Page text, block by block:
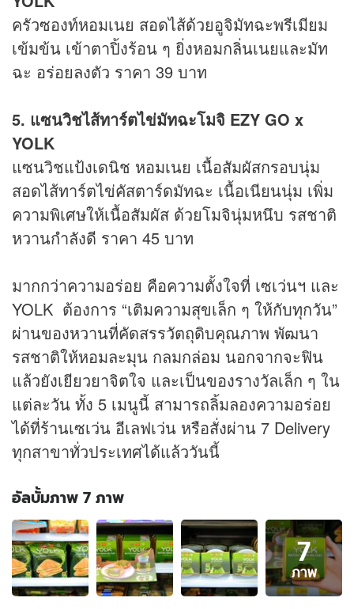
ครัวซองท์หอมเนย สอดไส้ด้วยอูจิมัทฉะพรีเมียม
เข้มข้น เข้าตาปิ้งร้อน ๆ ยิ่งหอมกลิ่นเนยและมัท
ฉะ อร่อยลงตัว ราคา 39 บาท
5. แซนวิชไส้ทาร์ตไข่มัทฉะโมจิ EZY GO x
YOLK
แซนวิชแป้งเดนิช หอมเนย เนื้อสัมผัสกรอบนุ่ม
สอดไส้ทาร์ตไข่คัสตาร์ดมัทฉะ เนื้อเนียนนุ่ม เพิ่ม
ความพิเศษให้เนื้อสัมผัส ด้วยโมจินุ่มหนึบ รสชาติ
หวานกำลังดี ราคา 45 บาท
มากกว่าความอร่อย คือความตั้งใจที่ เซเว่นฯ และ
YOLK ต้องการ “เติมความสุขเล็ก ๆ ให้กับทุกวัน”
ผ่านของหวานที่คัดสรรวัตถุดิบคุณภาพ พัฒนา
รสชาติให้หอมละมุน กลมกล่อม นอกจากจะฟิน
แล้วยังเยียวยาจิตใจ และเป็นของรางวัลเล็ก ๆ ใน
แต่ละวัน ทั้ง 5 เมนูนี้ สามารถลิ้มลองความอร่อย
ได้ที่ร้านเซเว่น อีเลฟเว่น หรือสั่งผ่าน 7 Delivery
ทุกสาขาทั่วประเทศได้แล้ววันนี้
อัลบั้มภาพ 7 ภาพ
อัลบั้ม
ภาพ
7
ภาพ
ของ
7
ภาพ